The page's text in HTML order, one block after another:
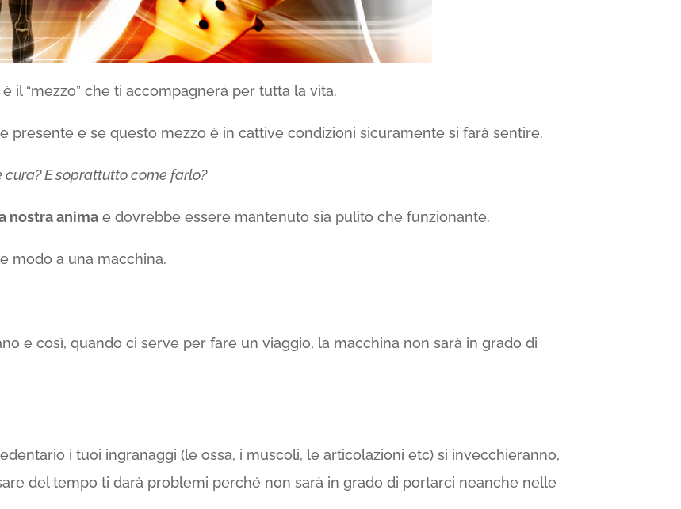
il “mezzo” che ti accompagnerà per tutta la vita.
presente e se questo mezzo è in cattive condizioni sicuramente si farà sentire.
E soprattutto come farlo?
nostra anima e dovrebbe essere mantenuto sia pulito che funzionante.
modo a una macchina.
e così, quando ci serve per fare un viaggio, la macchina non sarà in grado di
i tuoi ingranaggi (le ossa, i muscoli, le articolazioni etc) si invecchieranno,
del tempo ti darà problemi perché non sarà in grado di portarci neanche nelle